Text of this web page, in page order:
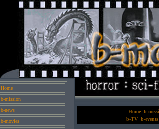
Home
b-mission
b-news
b-movies
Home b-
b-TV b-events